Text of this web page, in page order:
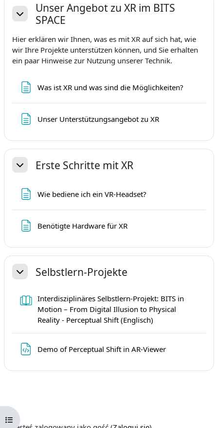
Otwórz indeks kursu
Minimalizuj
Unser Angebot zu XR im BITS
SPACE
Hier erklären wir Ihnen, was es mit XR auf sich hat, wie
wir Ihre Projekte unterstützen können, und Sie erhalten
ein paar Hinweise zur Nutzung unserer Technik.
Was ist XR und was sind die Möglichkeiten?
Unser Unterstützungsangebot zu XRStrona
MinimalizujErste Schritte mit XR
Wie bediene ich ein VR-Headset?
Benötigte Hardware für XRStrona
MinimalizujSelbstlern-Projekte
Interdisziplinäres Selbstlern-Projekt: BITS in
Motion – From Digital Illusion to Physical
Reality - Perceptual Shift (Englisch)
Demo of Perceptual Shift in AR-Viewer